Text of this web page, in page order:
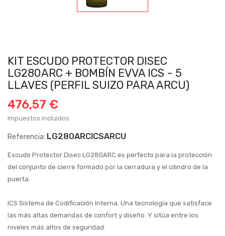
KIT ESCUDO PROTECTOR DISEC
LG280ARC + BOMBÍN EVVA ICS - 5
LLAVES (PERFIL SUIZO PARA ARCU)
476,57 €
Impuestos incluidos
Referencia: LG280ARCICSARCU
Escudo Protector Disec LG280ARC es perfecto para la protección
del conjunto de cierre formado por la cerradura y el cilindro de la
puerta.
ICS Sistema de Codificación Interna. Una tecnología que satisface
las más altas demandas de confort y diseño. Y sitúa entre los
niveles más altos de seguridad.